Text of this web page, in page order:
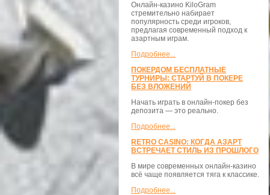
Онлайн-казино KiloGram
стремительно набирает
популярность среди игроков,
предлагая современный подход к
азартным играм.
Подробнее...
ПОКЕРДОМ БЕСПЛАТНЫЕ
ТУРНИРЫ: СТАРТУЙ В ПОКЕРЕ
БЕЗ ВЛОЖЕНИЙ
Начать играть в онлайн-покер без
депозита — это реально.
Подробнее...
RETRO CASINO: КОГДА АЗАРТ
ВСТРЕЧАЕТ СТИЛЬ ИЗ ПРОШЛОГО
В мире современных онлайн-казино
всё чаще появляется тяга к классике.
Подробнее...